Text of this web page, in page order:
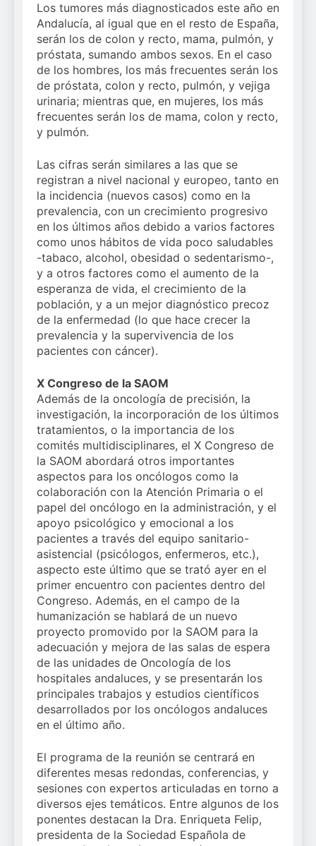
Los tumores más diagnosticados este año en
Andalucía, al igual que en el resto de España,
serán los de colon y recto, mama, pulmón, y
próstata, sumando ambos sexos. En el caso
de los hombres, los más frecuentes serán los
de próstata, colon y recto, pulmón, y vejiga
urinaria; mientras que, en mujeres, los más
frecuentes serán los de mama, colon y recto,
y pulmón.
Las cifras serán similares a las que se
registran a nivel nacional y europeo, tanto en
la incidencia (nuevos casos) como en la
prevalencia, con un crecimiento progresivo
en los últimos años debido a varios factores
como unos hábitos de vida poco saludables
-tabaco, alcohol, obesidad o sedentarismo-,
y a otros factores como el aumento de la
esperanza de vida, el crecimiento de la
población, y a un mejor diagnóstico precoz
de la enfermedad (lo que hace crecer la
prevalencia y la supervivencia de los
pacientes con cáncer).
X Congreso de la SAOM
Además de la oncología de precisión, la
investigación, la incorporación de los últimos
tratamientos, o la importancia de los
comités multidisciplinares, el X Congreso de
la SAOM abordará otros importantes
aspectos para los oncólogos como la
colaboración con la Atención Primaria o el
papel del oncólogo en la administración, y el
apoyo psicológico y emocional a los
pacientes a través del equipo sanitario-
asistencial (psicólogos, enfermeros, etc.),
aspecto este último que se trató ayer en el
primer encuentro con pacientes dentro del
Congreso. Además, en el campo de la
humanización se hablará de un nuevo
proyecto promovido por la SAOM para la
adecuación y mejora de las salas de espera
de las unidades de Oncología de los
hospitales andaluces, y se presentarán los
principales trabajos y estudios científicos
desarrollados por los oncólogos andaluces
en el último año.
El programa de la reunión se centrará en
diferentes mesas redondas, conferencias, y
sesiones con expertos articuladas en torno a
diversos ejes temáticos. Entre algunos de los
ponentes destacan la Dra. Enriqueta Felip,
presidenta de la Sociedad Española de